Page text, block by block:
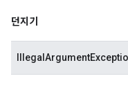
던지기